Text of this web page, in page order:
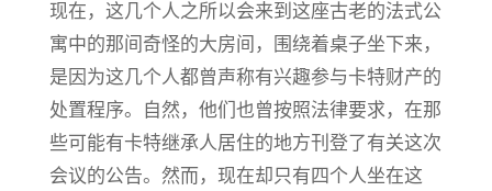
现在，这几个人之所以会来到这座古老的法式公
寓中的那间奇怪的大房间，围绕着桌子坐下来，
是因为这几个人都曾声称有兴趣参与卡特财产的
处置程序。自然，他们也曾按照法律要求，在那
些可能有卡特继承人居住的地方刊登了有关这次
会议的公告。然而，现在却只有四个人坐在这